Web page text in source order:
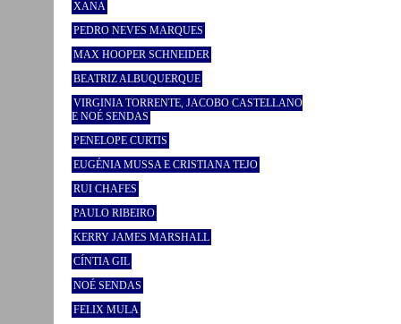
XANA
PEDRO NEVES MARQUES
MAX HOOPER SCHNEIDER
BEATRIZ ALBUQUERQUE
VIRGINIA TORRENTE, JACOBO CASTELLANO
E NOÉ SENDAS
PENELOPE CURTIS
EUGÉNIA MUSSA E CRISTIANA TEJO
RUI CHAFES
PAULO RIBEIRO
KERRY JAMES MARSHALL
CÍNTIA GIL
NOÉ SENDAS
FELIX MULA